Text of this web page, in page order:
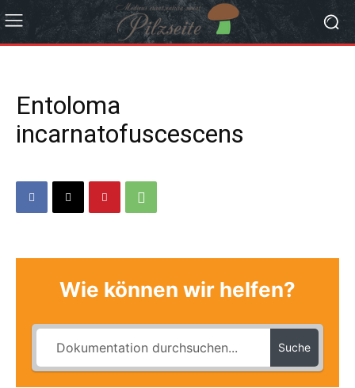
Entoloma
incarnatofuscescens
Wie können wir helfen?
Suche